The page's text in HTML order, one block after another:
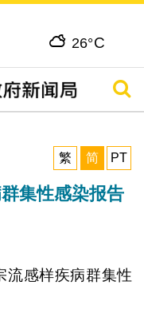
26°C
搜寻
繁
简 PT
集性感染报告
流感样疾病群集性